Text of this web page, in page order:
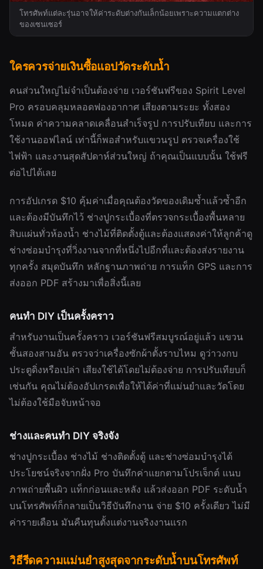
โทรศัพท์แต่ละรุ่นอาจให้ค่าระดับต่างกันเล็กน้อยเพราะความแตกต่าง
ของเซนเซอร์
ใครควรจ่ายเงินซื้อแอปวัดระดับน้ำ
คนส่วนใหญ่ไม่จำเป็นต้องจ่าย เวอร์ชันฟรีของ Spirit Level
Pro ครอบคลุมหลอดฟองอากาศ เสียงตามระยะ ทั้งสอง
โหมด ค่าความคลาดเคลื่อนสำเร็จรูป การปรับเทียบ และการ
ใช้งานออฟไลน์ เท่านี้ก็พอสำหรับแขวนรูป ตรวจเครื่องใช้
ไฟฟ้า และงานสุดสัปดาห์ส่วนใหญ่ ถ้าคุณเป็นแบบนั้น ใช้ฟรี
ต่อไปได้เลย
การอัปเกรด $10 คุ้มค่าเมื่อคุณต้องวัดของเดิมซ้ำแล้วซ้ำอีก
และต้องมีบันทึกไว้ ช่างปูกระเบื้องที่ตรวจกระเบื้องพื้นหลาย
สิบแผ่นทั่วห้องน้ำ ช่างไม้ที่ติดตั้งตู้และต้องแสดงค่าให้ลูกค้าดู
ช่างซ่อมบำรุงที่วิ่งงานจากที่หนึ่งไปอีกที่และต้องส่งรายงาน
ทุกครั้ง สมุดบันทึก หลักฐานภาพถ่าย การแท็ก GPS และการ
ส่งออก PDF สร้างมาเพื่อสิ่งนี้เลย
คนทำ DIY เป็นครั้งคราว
สำหรับงานเป็นครั้งคราว เวอร์ชันฟรีสมบูรณ์อยู่แล้ว แขวน
ชั้นสองสามอัน ตรวจว่าเครื่องซักผ้าตั้งราบไหม ดูว่าวงกบ
ประตูดิ่งหรือเปล่า เสียงใช้ได้โดยไม่ต้องจ่าย การปรับเทียบก็
เช่นกัน คุณไม่ต้องอัปเกรดเพื่อให้ได้ค่าที่แม่นยำและวัดโดย
ไม่ต้องใช้มือจับหน้าจอ
ช่างและคนทำ DIY จริงจัง
ช่างปูกระเบื้อง ช่างไม้ ช่างติดตั้งตู้ และช่างซ่อมบำรุงได้
ประโยชน์จริงจากฝั่ง Pro บันทึกค่าแยกตามโปรเจ็กต์ แนบ
ภาพถ่ายพื้นผิว แท็กก่อนและหลัง แล้วส่งออก PDF ระดับน้ำ
บนโทรศัพท์ก็กลายเป็นวิธีบันทึกงาน จ่าย $10 ครั้งเดียว ไม่มี
ค่ารายเดือน มันคืนทุนตั้งแต่งานจริงงานแรก
วิธีรีดความแม่นยำสูงสุดจากระดับน้ำบนโทรศัพท์